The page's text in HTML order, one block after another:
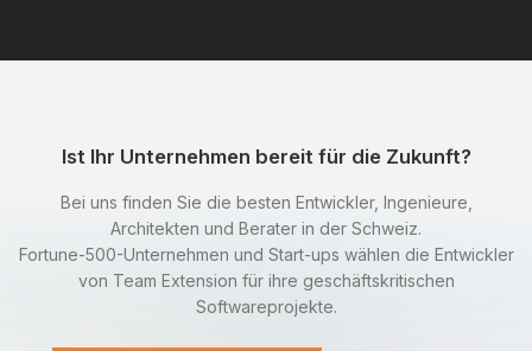
Ist Ihr Unternehmen bereit für die Zukunft?
Bei uns finden Sie die besten Entwickler, Ingenieure,
Architekten und Berater in der Schweiz.
Fortune-500-Unternehmen und Start-ups wählen die Entwickler
von Team Extension für ihre geschäftskritischen
Softwareprojekte.